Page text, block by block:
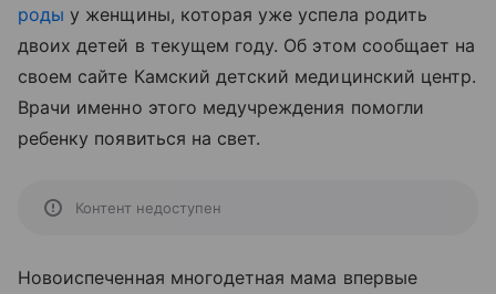
роды у женщины, которая уже успела родить
двоих детей в текущем году. Об этом сообщает на
своем сайте Камский детский медицинский центр.
Врачи именно этого медучреждения помогли
ребенку появиться на свет.
Контент недоступен
Новоиспеченная многодетная мама впервые